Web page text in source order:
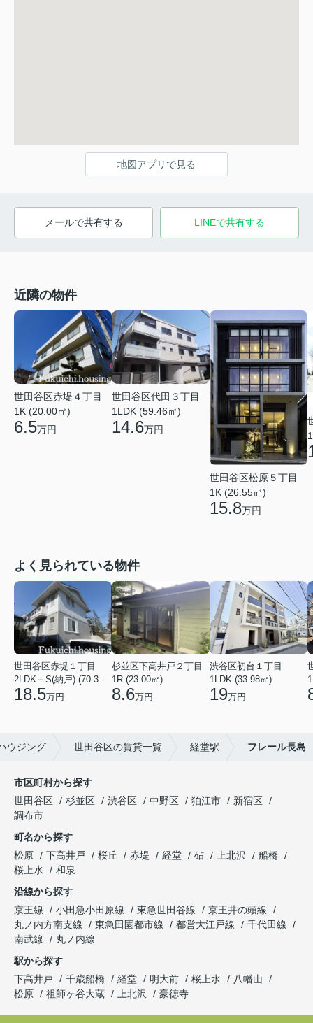
地図アプリで見る
メールで共有する LINEで共有する
近隣の物件
世田谷区赤堤４丁目
1K (20.00㎡)
6.5万円
世田谷区代田３丁目
1LDK (59.46㎡)
14.6万円
世田谷区松原５丁目
1K (26.55㎡)
15.8万円
よく見られている物件
世田谷区赤堤１丁目
2LDK＋S(納戸) (70.38㎡)
18.5万円
杉並区下高井戸２丁目
1R (23.00㎡)
8.6万円
渋谷区初台１丁目
1LDK (33.98㎡)
19万円
ウジング 世田谷区の賃貸一覧 経堂駅 フレール長島
市区町村から探す
世田谷区
杉並区 渋谷区 中野区 狛江市
新宿区
調布市
町名から探す
松原
下高井戸 桜丘 赤堤 経堂 砧 上北沢
船橋
桜上水
和泉
沿線から探す
京王線
小田急小田原線 東急世田谷線
京王井の頭線
丸ノ内方南支線
東急田園都市線 都営大江戸線
千代田線
南武線
丸ノ内線
駅から探す
下高井戸
千歳船橋 経堂 明大前 桜上水
八幡山
松原
祖師ヶ谷大蔵 上北沢 豪徳寺